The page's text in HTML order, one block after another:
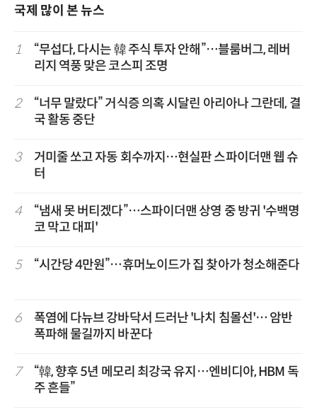
국제 많이 본 뉴스
1
“무섭다, 다시는 韓 주식 투자 안해”…블룸버그, 레버
리지 역풍 맞은 코스피 조명
2
“너무 말랐다” 거식증 의혹 시달린 아리아나 그란데, 결
국 활동 중단
3
거미줄 쏘고 자동 회수까지…현실판 스파이더맨 웹 슈
터
4
“냄새 못 버티겠다”…스파이더맨 상영 중 방귀 '수백명
코 막고 대피'
5 “시간당 4만원”…휴머노이드가 집 찾아가 청소해준다
6
폭염에 다뉴브 강바닥서 드러난 '나치 침몰선'… 암반
폭파해 물길까지 바꾼다
7
“韓, 향후 5년 메모리 최강국 유지…엔비디아, HBM 독
주 흔들”